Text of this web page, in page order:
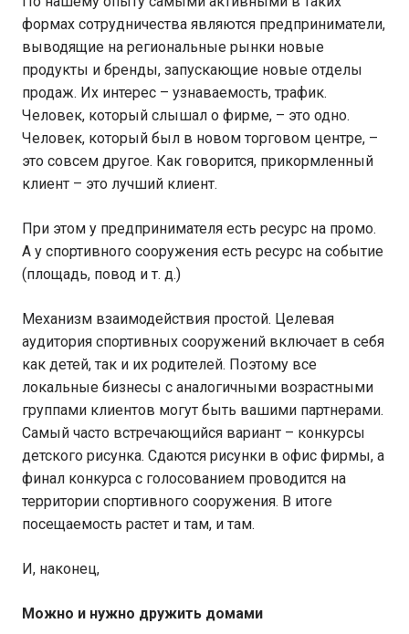
формах сотрудничества являются предприниматели,
выводящие на региональные рынки новые
продукты и бренды, запускающие новые отделы
продаж. Их интерес – узнаваемость, трафик.
Человек, который слышал о фирме, – это одно.
Человек, который был в новом торговом центре, –
это совсем другое. Как говорится, прикормленный
клиент – это лучший клиент.
При этом у предпринимателя есть ресурс на промо.
А у спортивного сооружения есть ресурс на событие
(площадь, повод и т. д.)
Механизм взаимодействия простой. Целевая
аудитория спортивных сооружений включает в себя
как детей, так и их родителей. Поэтому все
локальные бизнесы с аналогичными возрастными
группами клиентов могут быть вашими партнерами.
Самый часто встречающийся вариант – конкурсы
детского рисунка. Сдаются рисунки в офис фирмы, а
финал конкурса с голосованием проводится на
территории спортивного сооружения. В итоге
посещаемость растет и там, и там.
И, наконец,
Можно и нужно дружить домами